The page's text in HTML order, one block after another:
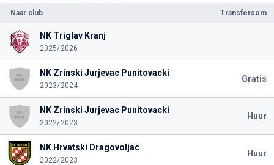
Naar club Transfersom
NK Triglav Kranj
2025/2026
NK Zrinski Jurjevac Punitovacki
2023/2024
Gratis
NK Zrinski Jurjevac Punitovacki
2022/2023
Huur
NK Hrvatski Dragovoljac
2022/2023
Huur